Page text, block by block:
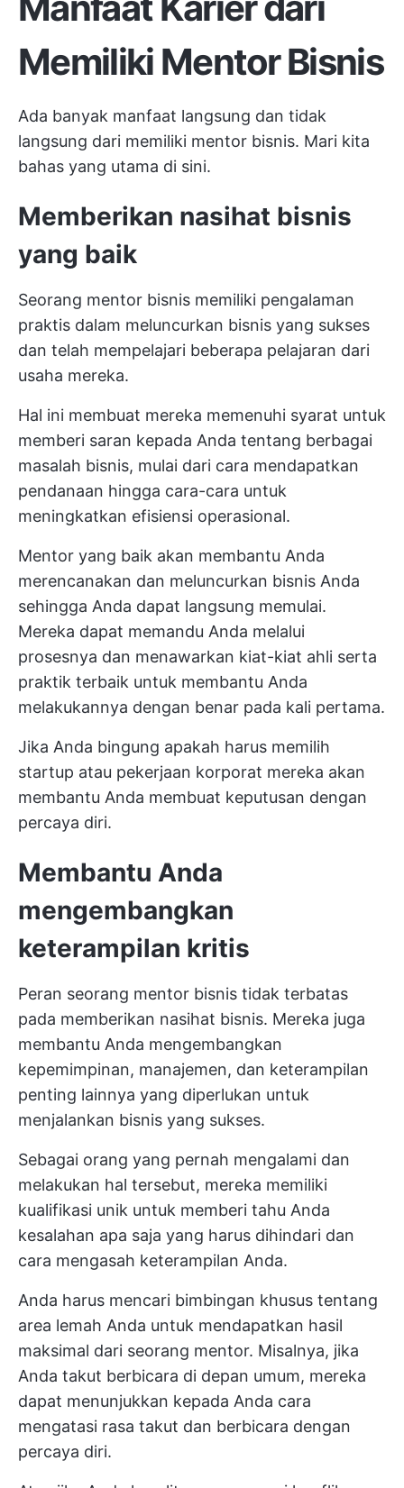
Memiliki Mentor Bisnis
Ada banyak manfaat langsung dan tidak
langsung dari memiliki mentor bisnis. Mari kita
bahas yang utama di sini.
Memberikan nasihat bisnis
yang baik
Seorang mentor bisnis memiliki pengalaman
praktis dalam meluncurkan bisnis yang sukses
dan telah mempelajari beberapa pelajaran dari
usaha mereka.
Hal ini membuat mereka memenuhi syarat untuk
memberi saran kepada Anda tentang berbagai
masalah bisnis, mulai dari cara mendapatkan
pendanaan hingga cara-cara untuk
meningkatkan efisiensi operasional.
Mentor yang baik akan membantu Anda
merencanakan dan meluncurkan bisnis Anda
sehingga Anda dapat langsung memulai.
Mereka dapat memandu Anda melalui
prosesnya dan menawarkan kiat-kiat ahli serta
praktik terbaik untuk membantu Anda
melakukannya dengan benar pada kali pertama.
Jika Anda bingung apakah harus memilih
startup atau pekerjaan korporat mereka akan
membantu Anda membuat keputusan dengan
percaya diri.
Membantu Anda
mengembangkan
keterampilan kritis
Peran seorang mentor bisnis tidak terbatas
pada memberikan nasihat bisnis. Mereka juga
membantu Anda mengembangkan
kepemimpinan, manajemen, dan keterampilan
penting lainnya yang diperlukan untuk
menjalankan bisnis yang sukses.
Sebagai orang yang pernah mengalami dan
melakukan hal tersebut, mereka memiliki
kualifikasi unik untuk memberi tahu Anda
kesalahan apa saja yang harus dihindari dan
cara mengasah keterampilan Anda.
Anda harus mencari bimbingan khusus tentang
area lemah Anda untuk mendapatkan hasil
maksimal dari seorang mentor. Misalnya, jika
Anda takut berbicara di depan umum, mereka
dapat menunjukkan kepada Anda cara
mengatasi rasa takut dan berbicara dengan
percaya diri.